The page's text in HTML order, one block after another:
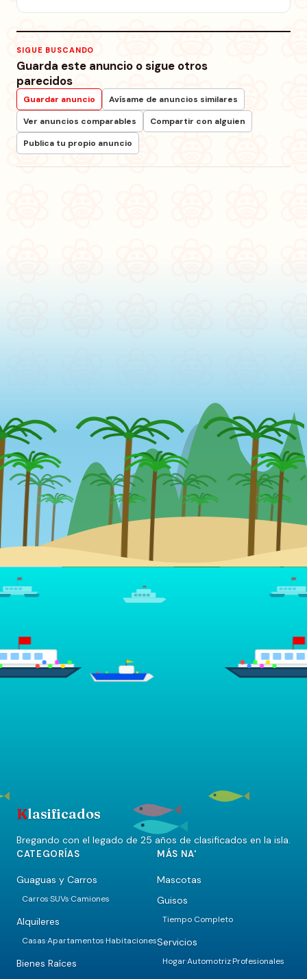
SIGUE BUSCANDO
Guarda este anuncio o sigue otros
parecidos
Guardar anuncio
Avísame de anuncios similares
Ver anuncios comparables
Compartir con alguien
Publica tu propio anuncio
Klasificados
Bregando con el legado de 25 años de clasificados en la isla.
CATEGORÍAS
Guaguas y Carros
Carros·SUVs·Camiones
Alquileres
Casas·Apartamentos·Habitaciones
Bienes Raíces
MÁS NA'
Mascotas
Guisos
Tiempo Completo
Servicios
Hogar·Automotriz·Profesionales